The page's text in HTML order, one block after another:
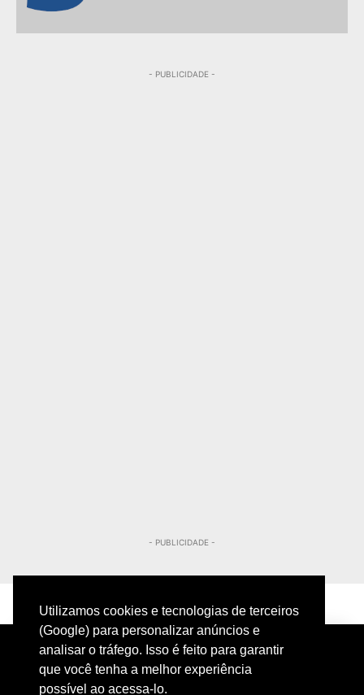
Utilizamos cookies e tecnologias de terceiros
(Google) para personalizar anúncios e
analisar o tráfego. Isso é feito para garantir
que você tenha a melhor experiência
possível ao acessa-lo.
- PUBLICIDADE -
- PUBLICIDADE -